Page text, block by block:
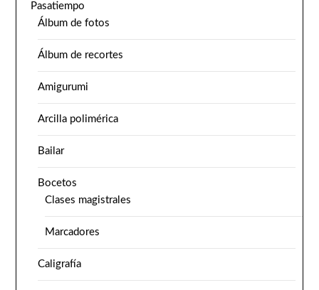
Pasatiempo
Álbum de fotos
Álbum de recortes
Amigurumi
Arcilla polimérica
Bailar
Bocetos
Clases magistrales
Marcadores
Caligrafía